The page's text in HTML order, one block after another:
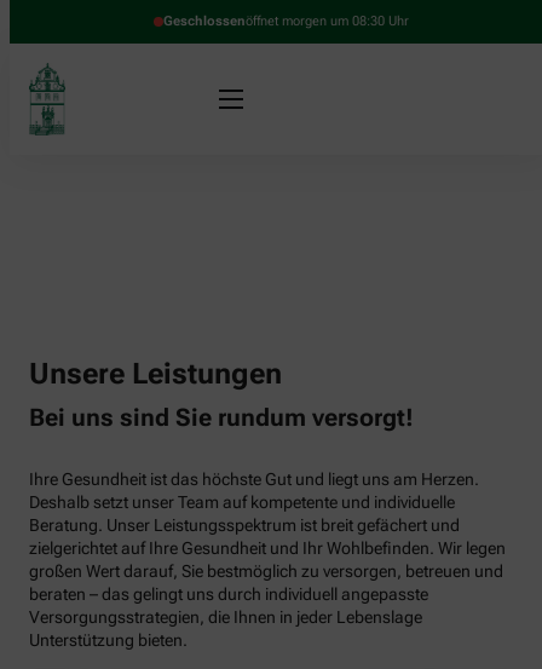
Geschlossenöffnet morgen um 08:30 Uhr
Unsere Leistungen
Bei uns sind Sie rundum versorgt!
Ihre Gesundheit ist das höchste Gut und liegt uns am Herzen.
Deshalb setzt unser Team auf kompetente und individuelle
Beratung. Unser Leistungsspektrum ist breit gefächert und
zielgerichtet auf Ihre Gesundheit und Ihr Wohlbefinden. Wir legen
großen Wert darauf, Sie bestmöglich zu versorgen, betreuen und
beraten – das gelingt uns durch individuell angepasste
Versorgungsstrategien, die Ihnen in jeder Lebenslage
Unterstützung bieten.